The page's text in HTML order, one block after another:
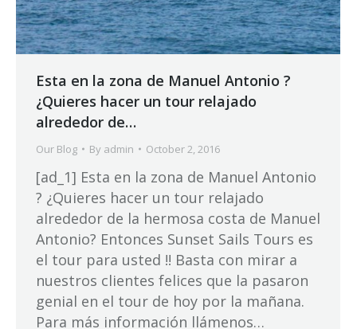
Esta en la zona de Manuel Antonio ?
¿Quieres hacer un tour relajado
alrededor de…
Our Blog By admin October 2, 2016
[ad_1] Esta en la zona de Manuel Antonio
? ¿Quieres hacer un tour relajado
alrededor de la hermosa costa de Manuel
Antonio? Entonces Sunset Sails Tours es
el tour para usted !! Basta con mirar a
nuestros clientes felices que la pasaron
genial en el tour de hoy por la mañana.
Para más información llámenos…